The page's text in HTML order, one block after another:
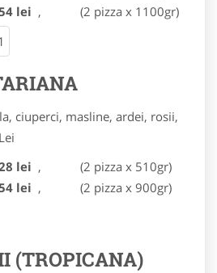
lei , (2 pizza x 1100gr)
ciuperci, masline, ardei, rosii,
lei ,
(2 pizza x 510gr)
lei , (2 pizza x 900gr)
(TROPICANA)